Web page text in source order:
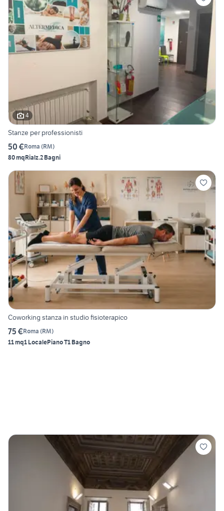
4
Stanze per professionisti
50 €Roma (RM)
80 mqRialz.2 Bagni
Coworking stanza in studio fisioterapico
75 €Roma (RM)
11 mq1 LocalePiano T1 Bagno